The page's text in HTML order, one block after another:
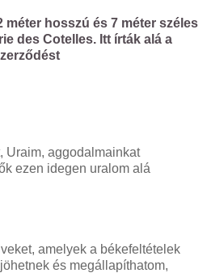
méter hosszú és 7 méter széles
des Cotelles. Itt írták alá a
Uraim, aggodalmainkat
ezen idegen uralom alá
amelyek a békefeltételek
és megállapíthatom,